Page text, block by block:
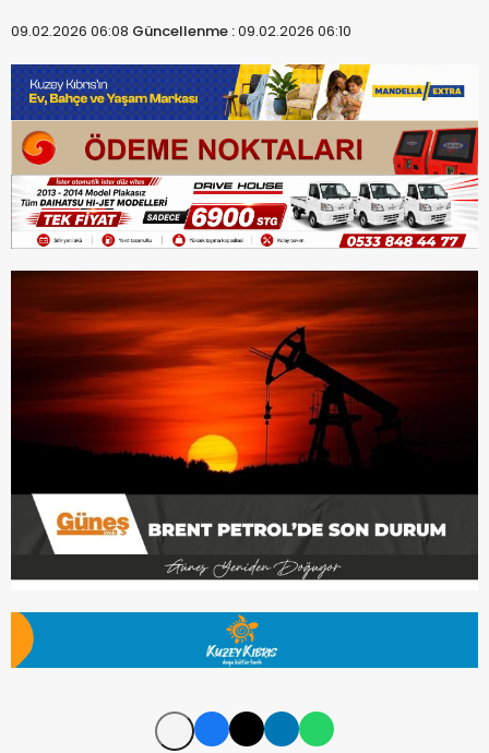
09.02.2026 06:08 Güncellenme :09.02.2026 06:10